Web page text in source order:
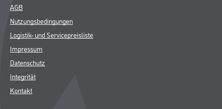
AGB
Nutzungsbedingungen
Logistik- und Servicepreisliste
Impressum
Datenschutz
Integrität
Kontakt